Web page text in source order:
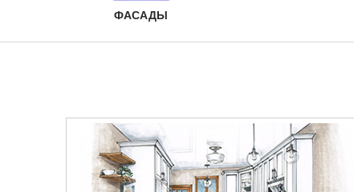
ФАСАДЫ